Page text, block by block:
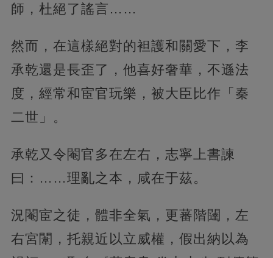
師，杜絕了謠言……
然而，在這樣絕對的袒護和關愛下，李
承乾還是長歪了，他喜好奢華，不遜法
度，經常和宦官玩樂，被大臣比作「秦
二世」。
承乾又令閹官多在左右，志寧上書諫
曰：……理亂之本，咸在于茲。
況閹宦之徒，體非全氣，更蕃階闥，左
右宮闈，托親近以立威權，假出納以為